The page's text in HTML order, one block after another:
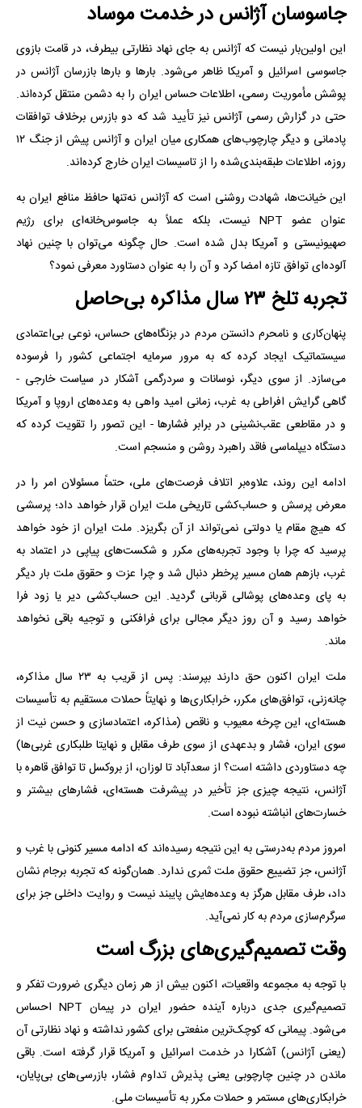
جاسوسان آژانس در خدمت موساد
این اولین‌بار نیست که آژانس به جای نهاد نظارتی بیطرف، در قامت بازوی
جاسوسی اسرائیل و آمریکا ظاهر می‌شود. بارها و بارها بازرسان آژانس در
پوشش مأموریت رسمی، اطلاعات حساس ایران را به دشمن منتقل کرده‌اند.
حتی در گزارش رسمی آژانس نیز تأیید شد که دو بازرس برخلاف توافقات
پادمانی و دیگر چارچوب‌های همکاری میان ایران و آژانس پیش از جنگ ۱۲
روزه، اطلاعات طبقه‌بندی‌شده را از تاسیسات ایران خارج کرده‌اند.
این خیانت‌ها، شهادت روشنی است که آژانس نه‌تنها حافظ منافع ایران به
عنوان عضو NPT نیست، بلکه عملاً به جاسوس‌خانه‌ای برای رژیم
صهیونیستی و آمریکا بدل شده است. حال چگونه می‌توان با چنین نهاد
آلوده‌ای توافق تازه امضا کرد و آن را به عنوان دستاورد معرفی نمود؟
تجربه تلخ ۲۳ سال مذاکره بی‌حاصل
پنهان‌کاری و نامحرم دانستن مردم در بزنگاه‌های حساس، نوعی بی‌اعتمادی
سیستماتیک ایجاد کرده که به مرور سرمایه اجتماعی کشور را فرسوده
می‌سازد. از سوی دیگر، نوسانات و سردرگمی آشکار در سیاست خارجی -
گاهی گرایش افراطی به غرب، زمانی امید واهی به وعده‌های اروپا و آمریکا
و در مقاطعی عقب‌نشینی در برابر فشارها - این تصور را تقویت کرده که
دستگاه دیپلماسی فاقد راهبرد روشن و منسجم است.
ادامه این روند، علاوه‌بر اتلاف فرصت‌های ملی، حتماً مسئولان امر را در
معرض پرسش و حساب‌کشی تاریخی ملت ایران قرار خواهد داد؛ پرسشی
که هیچ مقام یا دولتی نمی‌تواند از آن بگریزد. ملت ایران از خود خواهد
پرسید که چرا با وجود تجربه‌های مکرر و شکست‌های پیاپی در اعتماد به
غرب، بازهم همان مسیر پرخطر دنبال شد و چرا عزت و حقوق ملت بار دیگر
به پای وعده‌های پوشالی قربانی گردید. این حساب‌کشی دیر یا زود فرا
خواهد رسید و آن روز دیگر مجالی برای فرافکنی و توجیه باقی نخواهد
ماند.
ملت ایران اکنون حق دارند بپرسند: پس از قریب به ۲۳ سال مذاکره،
چانه‌زنی، توافق‌های مکرر، خرابکاری‌ها و نهایتاً حملات مستقیم به تأسیسات
هسته‌ای، این چرخه معیوب و ناقص (مذاکره، اعتمادسازی و حسن نیت از
سوی ایران، فشار و بدعهدی از سوی طرف مقابل و نهایتا طلبکاری غربی‌ها)
چه دستاوردی داشته است؟ از سعدآباد تا لوزان، از بروکسل تا توافق قاهره با
آژانس، نتیجه چیزی جز تأخیر در پیشرفت هسته‌ای، فشارهای بیشتر و
خسارت‌های انباشته نبوده است.
امروز مردم به‌درستی به این نتیجه رسیده‌اند که ادامه مسیر کنونی با غرب و
آژانس، جز تضییع حقوق ملت ثمری ندارد. همان‌گونه که تجربه برجام نشان
داد، طرف مقابل هرگز به وعده‌هایش پایبند نیست و روایت داخلی جز برای
سرگرم‌سازی مردم به کار نمی‌آید.
وقت تصمیم‌گیری‌های بزرگ است
با توجه به مجموعه واقعیات، اکنون بیش از هر زمان دیگری ضرورت تفکر و
تصمیم‌گیری جدی درباره آینده حضور ایران در پیمان NPT احساس
می‌شود. پیمانی که کوچک‌ترین منفعتی برای کشور نداشته و نهاد نظارتی آن
(یعنی آژانس) آشکارا در خدمت اسرائیل و آمریکا قرار گرفته است. باقی
ماندن در چنین چارچوبی یعنی پذیرش تداوم فشار، بازرسی‌های بی‌پایان،
خرابکاری‌های مستمر و حملات مکرر به تأسیسات ملی.